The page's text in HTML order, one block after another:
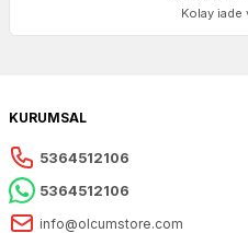
Kolay iade
KURUMSAL
5364512106
5364512106
info@olcumstore.com